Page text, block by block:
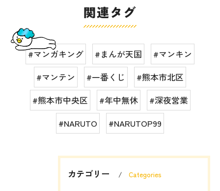
関連タグ
#マンガキング #まんが天国
#マンキン
#マンテン
#一番くじ
#熊本市北区
#熊本市中央区
#年中無休
#深夜営業
#NARUTO
#NARUTOP99
カテゴリー Categories